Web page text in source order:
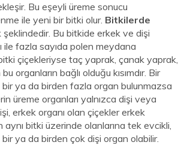
Bu eşeyli üreme sonucu
ile yeni bir bitki olur. Bitkilerde
Bu bitkide erkek ve dişi
ile fazla sayıda polen meydana
çiçekleriyse taç yaprak, çanak yaprak,
organların bağlı olduğu kısımdır. Bir
ya da birden fazla organ bulunmazsa
üreme organları yalnızca dişi veya
erkek organı olan çiçekler erkek
aynı bitki üzerinde olanlarına tek evcikli,
ya da birden çok dişi organ olabilir.